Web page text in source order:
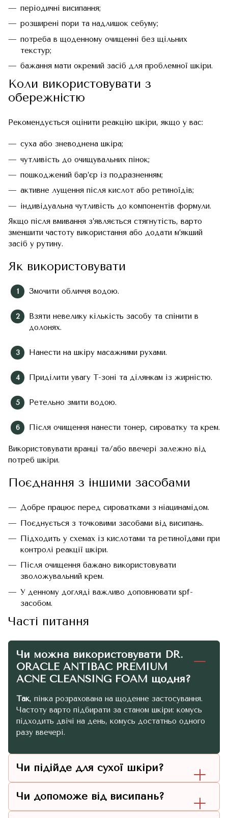
періодичні висипання;
розширені пори та надлишок себуму;
потреба в щоденному очищенні без щільних
текстур;
бажання мати окремий засіб для проблемної шкіри.
Коли використовувати з
обережністю
Рекомендується оцінити реакцію шкіри, якщо у вас:
суха або зневоднена шкіра;
чутливість до очищувальних пінок;
пошкоджений бар’єр із подразненням;
активне лущення після кислот або ретиноїдів;
індивідуальна чутливість до компонентів формули.
Якщо після вмивання з’являється стягнутість, варто
зменшити частоту використання або додати м’якший
засіб у рутину.
Як використовувати
Змочити обличчя водою.
Взяти невелику кількість засобу та спінити в
долонях.
Нанести на шкіру масажними рухами.
Приділити увагу Т-зоні та ділянкам із жирністю.
Ретельно змити водою.
Після очищення нанести тонер, сироватку та крем.
Використовувати вранці та/або ввечері залежно від
потреб шкіри.
Поєднання з іншими засобами
Добре працює перед сироватками з ніацинамідом.
Поєднується з точковими засобами від висипань.
Підходить у схемах із кислотами та ретиноїдами при
контролі реакції шкіри.
Після очищення бажано використовувати
зволожувальний крем.
У денному догляді важливо доповнювати spf-
засобом.
Часті питання
Чи можна використовувати DR.
ORACLE ANTIBAC PREMIUM
ACNE CLEANSING FOAM щодня?
Так, пінка розрахована на щоденне застосування.
Частоту варто підбирати за станом шкіри: комусь
підходить двічі на день, комусь достатньо одного
разу ввечері.
Чи підійде для сухої шкіри?
Чи допоможе від висипань?